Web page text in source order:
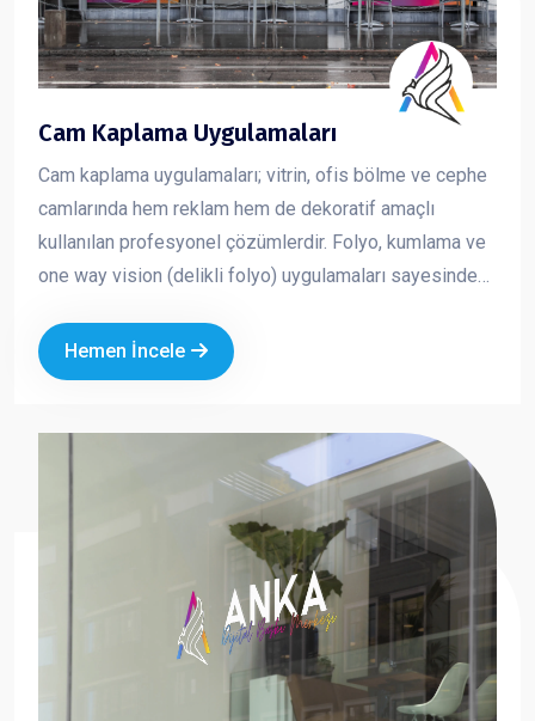
Cam Kaplama Uygulamaları
Cam kaplama uygulamaları; vitrin, ofis bölme ve cephe
camlarında hem reklam hem de dekoratif amaçlı
kullanılan profesyonel çözümlerdir. Folyo, kumlama ve
one way vision (delikli folyo) uygulamaları sayesinde
mahremiyet ve güneş kontrolü sağlayabilirsiniz.
Hemen İncele